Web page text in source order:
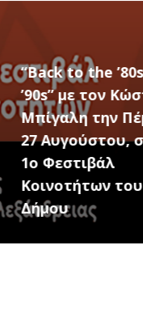
6 – 12
2026 – Σαν
θερινού
βραβευμένες
και συμβολικό
εισιτήριο 2 ευρώ